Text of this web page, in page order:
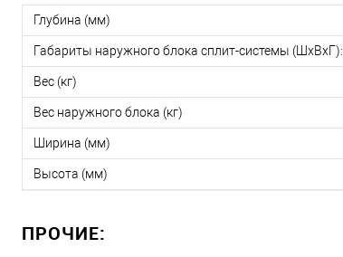
Глубина (мм)
Габариты наружного блока сплит-системы (ШxВxГ):
Вес (кг)
Вес наружного блока (кг)
Ширина (мм)
Высота (мм)
ПРОЧИЕ: